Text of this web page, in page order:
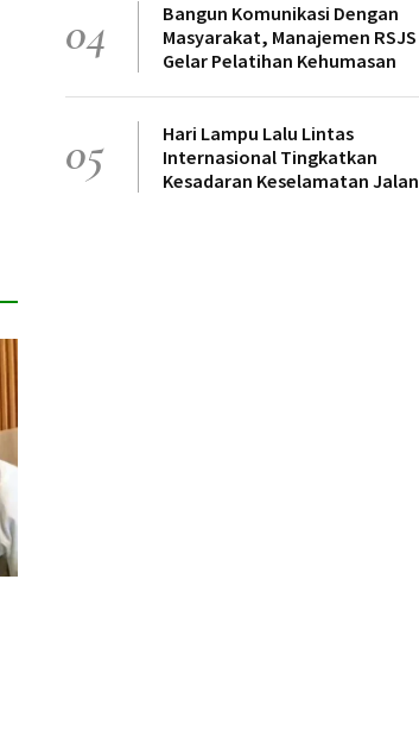
04
Bangun Komunikasi Dengan
Masyarakat, Manajemen RSJS
Gelar Pelatihan Kehumasan
05
Hari Lampu Lalu Lintas
Internasional Tingkatkan
Kesadaran Keselamatan Jalan